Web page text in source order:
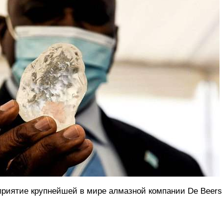
крупнейшей в мире алмазной компании De Beers